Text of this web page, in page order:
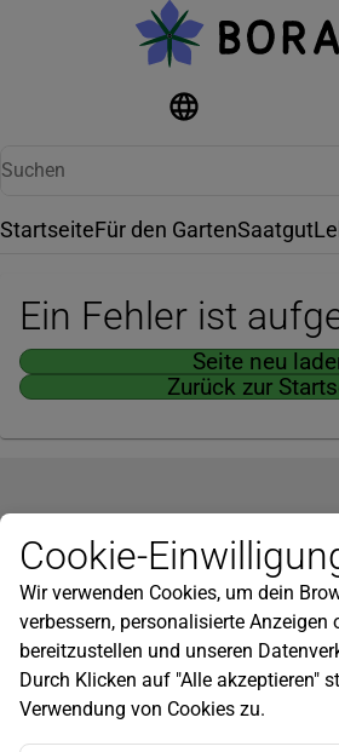
StartseiteFür den GartenSaatgut
Ein Fehler ist
Seite neu
Zurück zur
Newsletter
Infos zu neuen Produkten, Gartentipps
unserem Newsletter!
Jetzt anmelden
Hilfe
Cookie-
Wir verwenden Cookies, um dein
verbessern, personalisierte Anzeigen
bereitzustellen und unseren
Durch Klicken auf "Alle akzeptieren"
Verwendung von Cookies zu.